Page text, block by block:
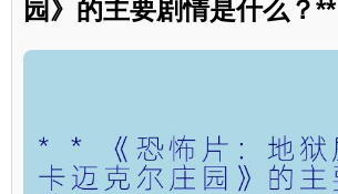
园》的主要剧情是什么？**